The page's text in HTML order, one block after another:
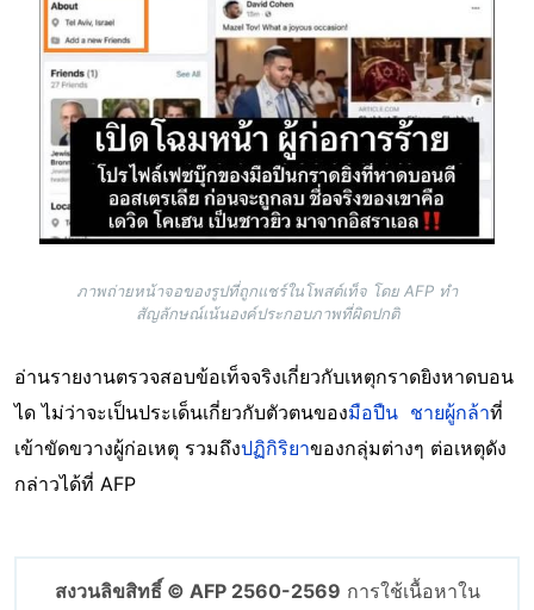
ภาพถ่ายหน้าจอของรูปที่ถูกแชร์ในโพสต์เท็จ โดย AFP ทำ
สัญลักษณ์เน้นองค์ประกอบภาพที่ผิดปกติ
อ่านรายงานตรวจสอบข้อเท็จจริงเกี่ยวกับเหตุกราดยิงหาดบอน
ได ไม่ว่าจะเป็นประเด็นเกี่ยวกับตัวตนของมือปืน ชายผู้กล้าที่
เข้าขัดขวางผู้ก่อเหตุ รวมถึงปฏิกิริยาของกลุ่มต่างๆ ต่อเหตุดัง
กล่าวได้ที่ AFP
สงวนลิขสิทธิ์ © AFP 2560-2569 การใช้เนื้อหาใน